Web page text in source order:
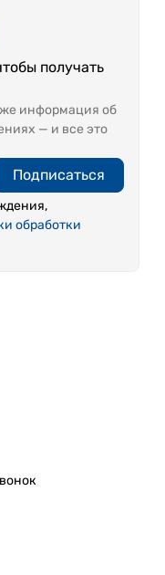
получать
информация об
— и все это
Подписаться
обработки